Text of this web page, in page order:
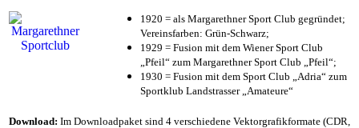
1920 = als Margarethner Sport Club gegründet;
Vereinsfarben: Grün-Schwarz;
1929 = Fusion mit dem Wiener Sport Club
„Pfeil“ zum Margarethner Sport Club „Pfeil“;
1930 = Fusion mit dem Sport Club „Adria“ zum
Sportklub Landstrasser „Amateure“
Download: Im Downloadpaket sind 4 verschiedene Vektorgrafikformate (CDR,